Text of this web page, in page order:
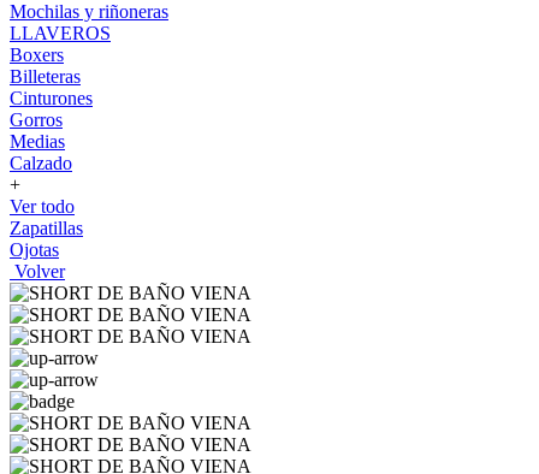
Mochilas y riñoneras
LLAVEROS
Boxers
Billeteras
Cinturones
Gorros
Medias
Calzado
+
Ver todo
Zapatillas
Ojotas
Volver